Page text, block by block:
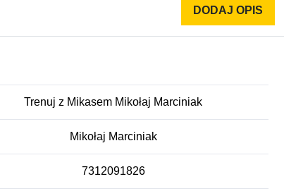
Trenuj z Mikasem Mikołaj Marciniak
Mikołaj Marciniak
7312091826